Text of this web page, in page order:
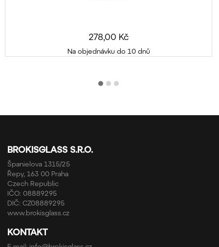
278,00 Kč
Na objednávku do 10 dnů
BROKISGLASS S.R.O.
Španielova 1315/25
Řepy, 163 00 Praha
Czech Republic
IČO: 08889295
DIČ: CZ08889295
www.brokisglass.cz
KONTAKT